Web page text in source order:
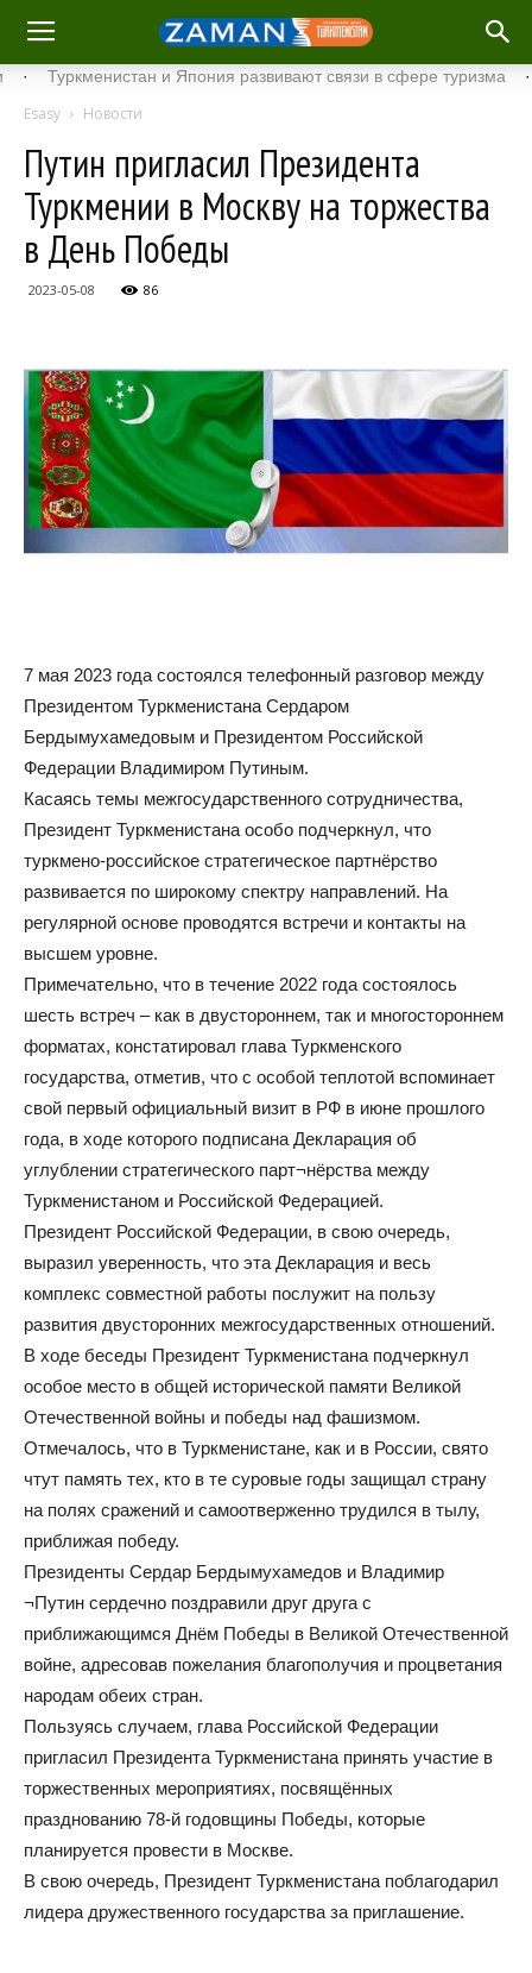
и Япония развивают связи в сфере туризма ·
Esasy Новости
Путин пригласил Президента
Туркмении в Москву на торжества
в День Победы
2023-05-08 86
7 мая 2023 года состоялся телефонный разговор между
Президентом Туркменистана Сердаром
Бердымухамедовым и Президентом Российской
Федерации Владимиром Путиным.
Касаясь темы межгосударственного сотрудничества,
Президент Туркменистана особо подчеркнул, что
туркмено-российское стратегическое партнёрство
развивается по широкому спектру направлений. На
регулярной основе проводятся встречи и контакты на
высшем уровне.
Примечательно, что в течение 2022 года состоялось
шесть встреч – как в двустороннем, так и многостороннем
форматах, констатировал глава Туркменского
государства, отметив, что с особой теплотой вспоминает
свой первый официальный визит в РФ в июне прошлого
года, в ходе которого подписана Декларация об
углублении стратегического парт¬нёрства между
Туркменистаном и Российской Федерацией.
Президент Российской Федерации, в свою очередь,
выразил уверенность, что эта Декларация и весь
комплекс совместной работы послужит на пользу
развития двусторонних межгосударственных отношений.
В ходе беседы Президент Туркменистана подчеркнул
особое место в общей исторической памяти Великой
Отечественной войны и победы над фашизмом.
Отмечалось, что в Туркменистане, как и в России, свято
чтут память тех, кто в те суровые годы защищал страну
на полях сражений и самоотверженно трудился в тылу,
приближая победу.
Президенты Сердар Бердымухамедов и Владимир
¬Путин сердечно поздравили друг друга с
приближающимся Днём Победы в Великой Отечественной
войне, адресовав пожелания благополучия и процветания
народам обеих стран.
Пользуясь случаем, глава Российской Федерации
пригласил Президента Туркменистана принять участие в
торжественных мероприятиях, посвящённых
празднованию 78-й годовщины Победы, которые
планируется провести в Москве.
В свою очередь, Президент Туркменистана поблагодарил
лидера дружественного государства за приглашение.